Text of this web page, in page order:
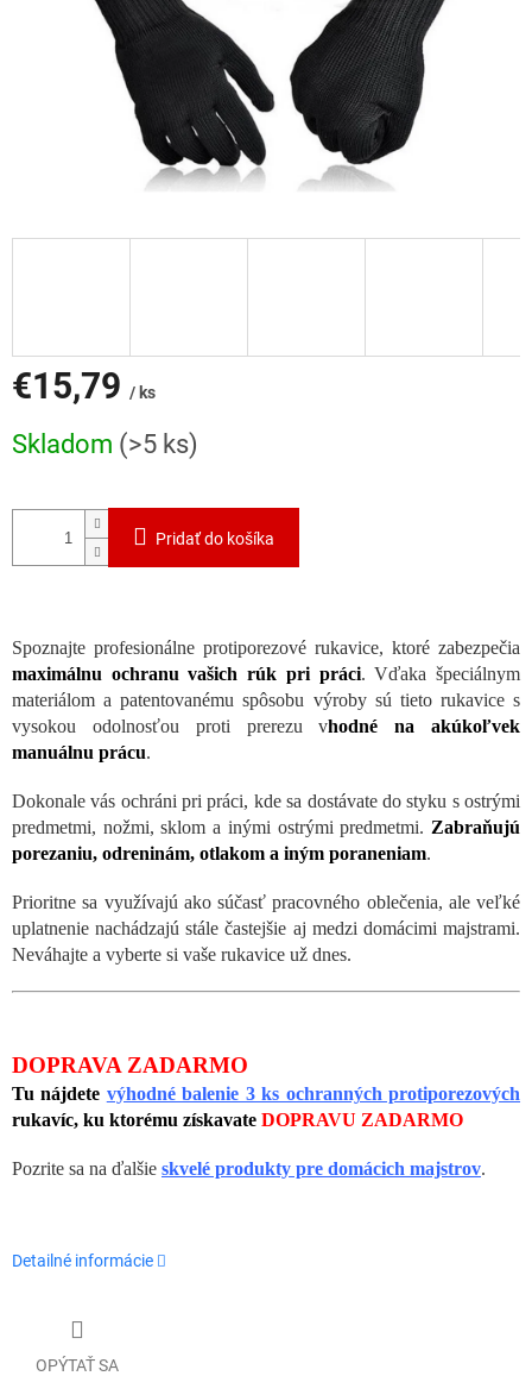
€15,79 / ks
cena:
Skladom (>5 ks)
Pridať do košíka
Spoznajte profesionálne protiporezové rukavice, ktoré zabezpečia
maximálnu ochranu vašich rúk pri práci. Vďaka špeciálnym
materiálom a patentovanému spôsobu výroby sú tieto rukavice s
vysokou odolnosťou proti prerezu vhodné na akúkoľvek
manuálnu prácu.
Dokonale vás ochráni pri práci, kde sa dostávate do styku s ostrými
predmetmi, nožmi, sklom a inými ostrými predmetmi. Zabraňujú
porezaniu, odreninám, otlakom a iným poraneniam.
Prioritne sa využívajú ako súčasť pracovného oblečenia, ale veľké
uplatnenie nachádzajú stále častejšie aj medzi domácimi majstrami.
Neváhajte a vyberte si vaše rukavice už dnes.
DOPRAVA ZADARMO
Tu nájdete výhodné balenie 3 ks ochranných protiporezových
rukavíc, ku ktorému získavate DOPRAVU ZADARMO
Pozrite sa na ďalšie skvelé produkty pre domácich majstrov.
Detailné informácie
OPÝTAŤ SA